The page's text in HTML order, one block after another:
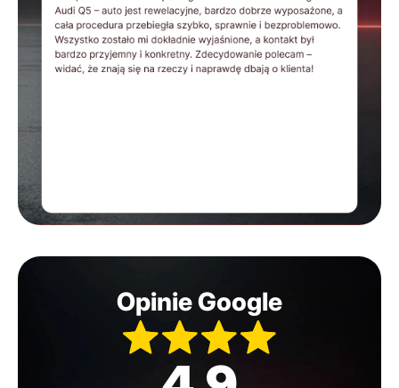
Opinie Google